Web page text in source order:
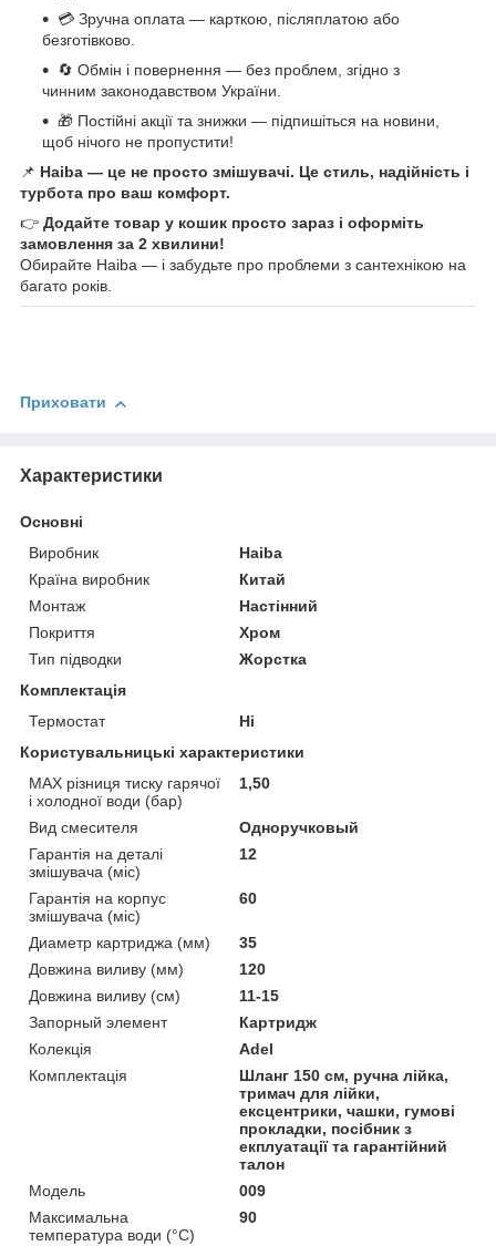
💳 Зручна оплата — карткою, післяплатою або
безготівково.
🔄 Обмін і повернення — без проблем, згідно з
чинним законодавством України.
🎁 Постійні акції та знижки — підпишіться на новини,
щоб нічого не пропустити!
📌 Haiba — це не просто змішувачі. Це стиль, надійність і
турбота про ваш комфорт.
👉 Додайте товар у кошик просто зараз і оформіть
замовлення за 2 хвилини!
Обирайте Haiba — і забудьте про проблеми з сантехнікою на
багато років.
Приховати
Характеристики
Основні
Виробник
Haiba
Країна виробник
Китай
Монтаж
Настінний
Покриття
Хром
Тип підводки
Жорстка
Комплектація
Термостат
Ні
Користувальницькі характеристики
MAX різниця тиску гарячої
і холодної води (бар)
1,50
Вид смесителя
Одноручковый
Гарантія на деталі
змішувача (міс)
12
Гарантія на корпус
змішувача (міс)
60
Диаметр картриджа (мм)
35
Довжина виливу (мм)
120
Довжина виливу (см)
11-15
Запорный элемент
Картридж
Колекція
Adel
Комплектація
Шланг 150 см, ручна лійка,
тримач для лійки,
ексцентрики, чашки, гумові
прокладки, посібник з
екплуатації та гарантійний
талон
Мoдель
009
Максимальна
температура води (°C)
90